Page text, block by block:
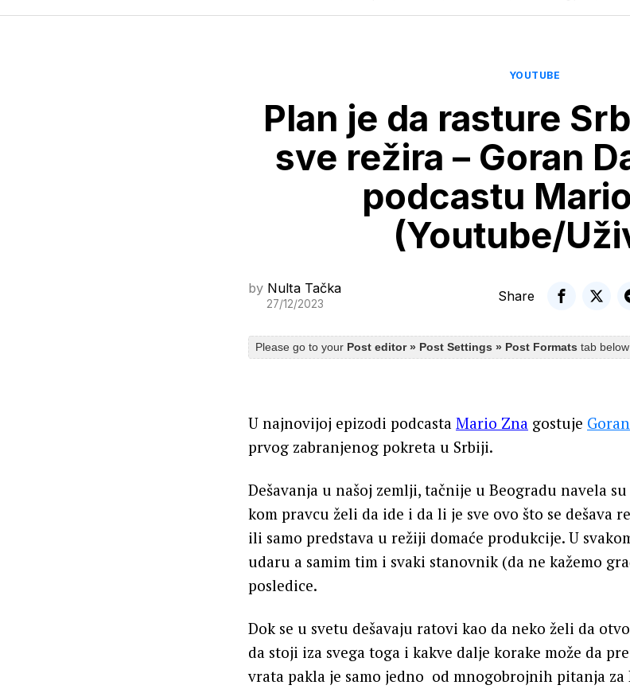
YOUTUBE
Plan je da rasture
sve režira – Goran
podcastu
(Youtube/
by Nulta Tačka
27/12/2023
Share
Please go to your Post editor » Post Settings » Post Formats tab
U najnovijoj epizodi podcasta Mario Zna gostuje Goran
prvog zabranjenog pokreta u Srbiji.
Dešavanja u našoj zemlji, tačnije u Beogradu navela
kom pravcu želi da ide i da li je sve ovo što se dešava
ili samo predstava u režiji domaće produkcije. U
udaru a samim tim i svaki stanovnik (da ne kažemo
posledice.
Dok se u svetu dešavaju ratovi kao da neko želi da
da stoji iza svega toga i kakve dalje korake može da
vrata pakla je samo jedno od mnogobrojnih pitanja